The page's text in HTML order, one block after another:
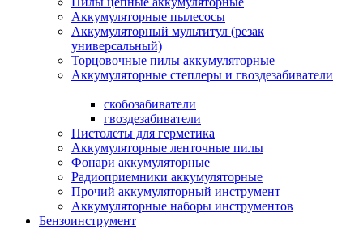
Аккумуляторные пылесосы
Аккумуляторный мультитул (резак
универсальный)
Торцовочные пилы аккумуляторные
Аккумуляторные степлеры и гвоздезабиватели
скобозабиватели
гвоздезабиватели
Пистолеты для герметика
Аккумуляторные ленточные пилы
Фонари аккумуляторные
Радиоприемники аккумуляторные
Прочий аккумуляторный инструмент
Аккумуляторные наборы инструментов
Бензоинструмент